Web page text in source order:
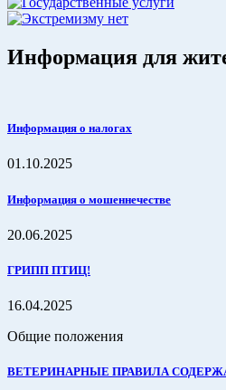
Информация для
Информация о налогах
01.10.2025
Информация о мошеннечестве
20.06.2025
ГРИПП ПТИЦ!
16.04.2025
Общие положения
ВЕТЕРИНАРНЫЕ ПРАВИЛА